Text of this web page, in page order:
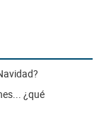
¿qué